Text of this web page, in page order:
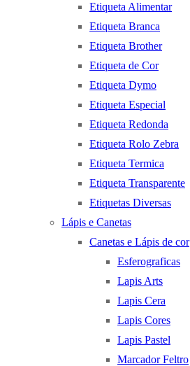
Etiqueta Alimentar
Etiqueta Branca
Etiqueta Brother
Etiqueta de Cor
Etiqueta Dymo
Etiqueta Especial
Etiqueta Redonda
Etiqueta Rolo Zebra
Etiqueta Termica
Etiqueta Transparente
Etiquetas Diversas
Lápis e Canetas
Canetas e Lápis de cor
Esferograficas
Lapis Arts
Lapis Cera
Lapis Cores
Lapis Pastel
Marcador Feltro